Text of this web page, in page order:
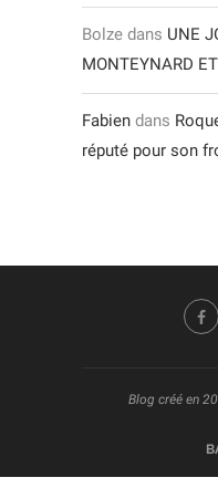
Bolze dans UNE
MONTEYNARD
Fabien dans
réputé pour son
Blog créé en